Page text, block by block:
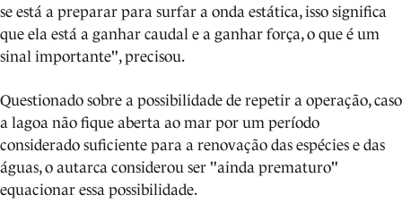
se está a preparar para surfar a onda estática, isso significa
que ela está a ganhar caudal e a ganhar força, o que é um
sinal importante", precisou.
Questionado sobre a possibilidade de repetir a operação, caso
a lagoa não fique aberta ao mar por um período
considerado suficiente para a renovação das espécies e das
águas, o autarca considerou ser "ainda prematuro"
equacionar essa possibilidade.